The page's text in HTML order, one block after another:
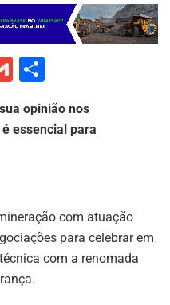
G
ai
h
ar
opinião nos
essencial para
com atuação
para celebrar em
com a renomada